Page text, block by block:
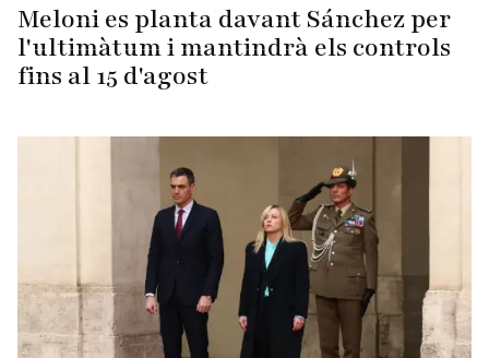
Meloni es planta davant Sánchez per
l'ultimàtum i mantindrà els controls
fins al 15 d'agost